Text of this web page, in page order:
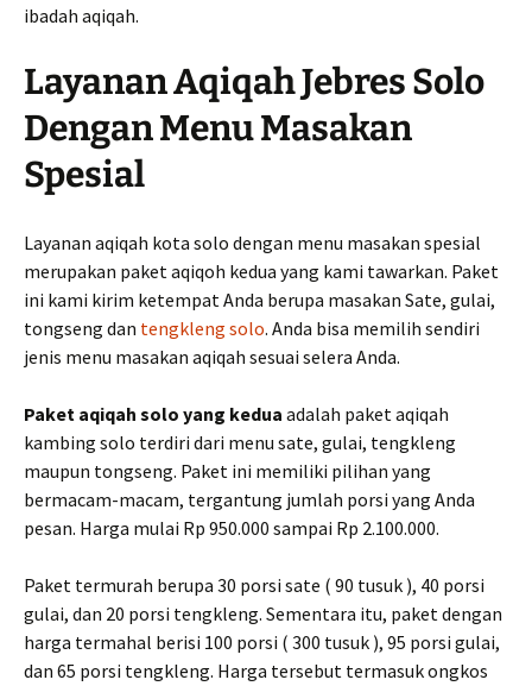
ibadah aqiqah.
Layanan Aqiqah Jebres Solo
Dengan Menu Masakan
Spesial
Layanan aqiqah kota solo dengan menu masakan spesial
merupakan paket aqiqoh kedua yang kami tawarkan. Paket
ini kami kirim ketempat Anda berupa masakan Sate, gulai,
tongseng dan tengkleng solo. Anda bisa memilih sendiri
jenis menu masakan aqiqah sesuai selera Anda.
Paket aqiqah solo yang kedua adalah paket aqiqah
kambing solo terdiri dari menu sate, gulai, tengkleng
maupun tongseng. Paket ini memiliki pilihan yang
bermacam-macam, tergantung jumlah porsi yang Anda
pesan. Harga mulai Rp 950.000 sampai Rp 2.100.000.
Paket termurah berupa 30 porsi sate ( 90 tusuk ), 40 porsi
gulai, dan 20 porsi tengkleng. Sementara itu, paket dengan
harga termahal berisi 100 porsi ( 300 tusuk ), 95 porsi gulai,
dan 65 porsi tengkleng. Harga tersebut termasuk ongkos